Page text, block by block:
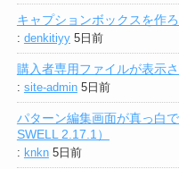
キャプションボックスを作
: denkitiyy 5日前
購入者専用ファイルが表示
: site-admin 5日前
パターン編集画面が真っ白
SWELL 2.17.1）
: knkn 5日前